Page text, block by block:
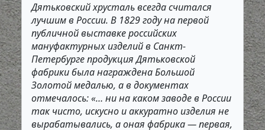
Дятьковский хрусталь всегда считался
лучшим в России. В 1829 году на первой
публичной выставке российских
мануфактурных изделий в Санкт-
Петербурге продукция Дятьковской
фабрики была награждена Большой
Золотой медалью, а в документах
отмечалось: «… ни на каком заводе в России
так чисто, искусно и аккуратно изделия не
вырабатывались, а оная фабрика — первая,